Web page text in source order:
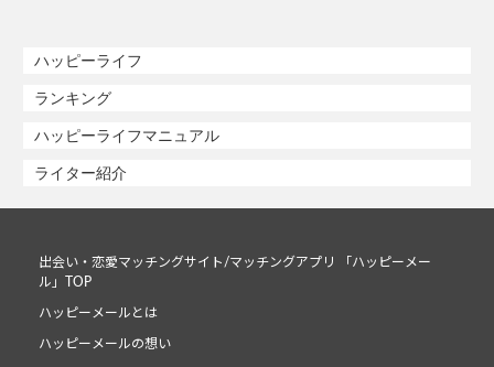
ハッピーライフ
ランキング
ハッピーライフマニュアル
ライター紹介
出会い・恋愛マッチングサイト/マッチングアプリ 「ハッピーメー
ル」TOP
ハッピーメールとは
ハッピーメールの想い